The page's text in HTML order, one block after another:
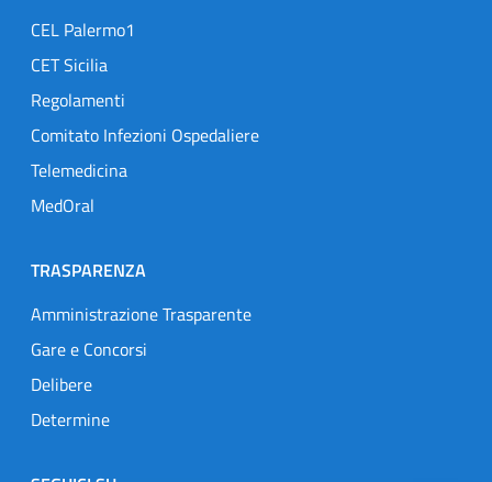
CEL Palermo1
CET Sicilia
Regolamenti
Comitato Infezioni Ospedaliere
Telemedicina
MedOral
TRASPARENZA
Amministrazione Trasparente
Gare e Concorsi
Delibere
Determine